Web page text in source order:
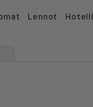
Lennot Hotelli